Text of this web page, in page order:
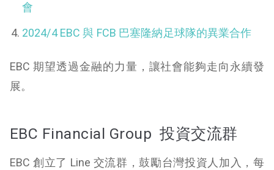
會
2024/4 EBC 與 FCB 巴塞隆納足球隊的異業合作
EBC 期望透過金融的力量，讓社會能夠走向永續發
展。
EBC Financial Group 投資交流群
EBC 創立了 Line 交流群，鼓勵台灣投資人加入，每